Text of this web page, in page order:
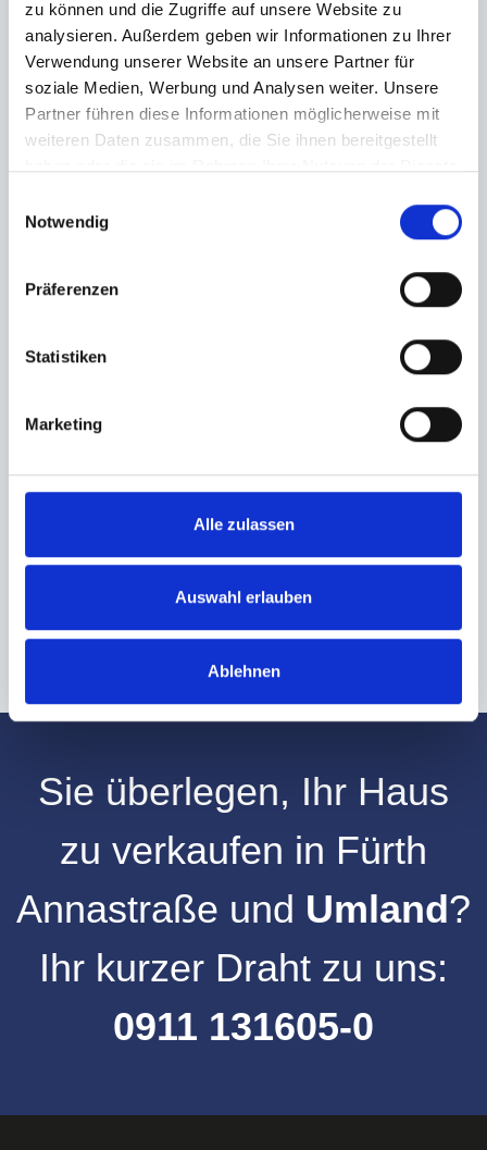
zu können und die Zugriffe auf unsere Website zu
analysieren. Außerdem geben wir Informationen zu Ihrer
Verwendung unserer Website an unsere Partner für
soziale Medien, Werbung und Analysen weiter. Unsere
Partner führen diese Informationen möglicherweise mit
weiteren Daten zusammen, die Sie ihnen bereitgestellt
Notwendig
Präferenzen
Statistiken
Marketing
Alle zulassen
Auswahl erlauben
Ablehnen
zur Kenntnis genommen. Ich stimme
Hinweis: Sie können Ihre Einwilligung jederzeit für die Zukunft per E-Mail
Sie überlegen, Ihr Haus
zu verkaufen in Fürth
Annastraße und Umland?
Ihr kurzer Draht zu uns:
0911 131605-0